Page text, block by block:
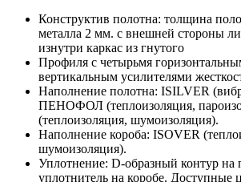
Конструктив полотна: толщина
металла 2 мм. с внешней стороны
изнутри каркас из гнутого
Профиля с четырьмя
вертикальным усилителями
Наполнение полотна: ISILVER
ПЕНОФОЛ (теплоизоляция,
(теплоизоляция, шумоизоляция).
Наполнение короба: ISOVER
шумоизоляция).
Уплотнение: D-образный контур на
уплотнитель на коробе. Доступные